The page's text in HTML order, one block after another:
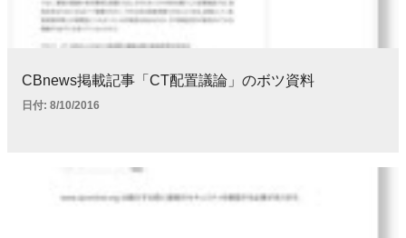
CBnews掲載記事「CT配置議論」のボツ資料
日付: 8/10/2016